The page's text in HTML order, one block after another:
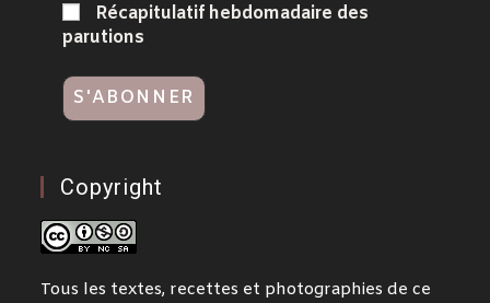
Récapitulatif hebdomadaire des
parutions
Copyright
Tous les textes, recettes et photographies de ce